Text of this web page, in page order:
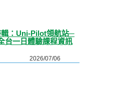
輯：Uni-Pilot領航站─
台一日體驗課程資訊
2026/07/06